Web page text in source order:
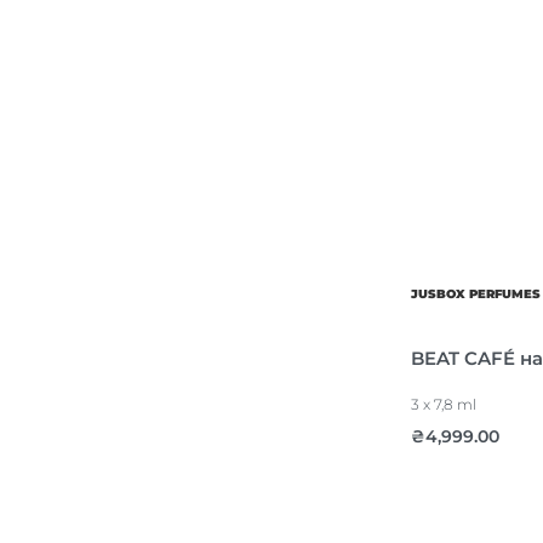
JUSBOX PERFUMES
BEAT CAFÉ
3 x 7,8 ml
₴4,999.00